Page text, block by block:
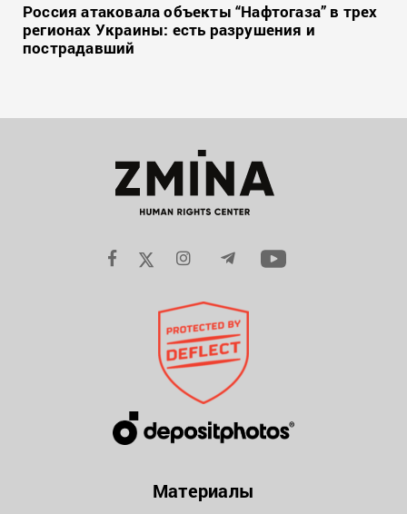
Россия атаковала объекты “Нафтогаза” в трех
регионах Украины: есть разрушения и
пострадавший
Материалы